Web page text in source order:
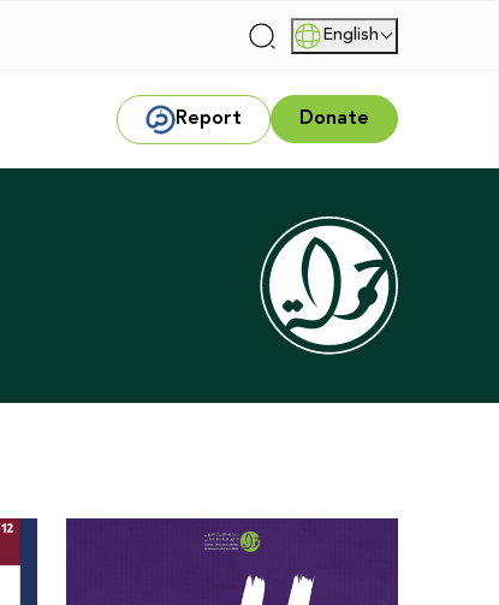
| English
Report Donate